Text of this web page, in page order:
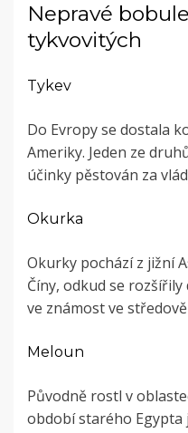
Nepravé
tykvovitých
Tykev
Do Evropy se dostala
Ameriky. Jeden ze
účinky pěstován za
Okurka
Okurky pochází z jižní
Číny, odkud se rozšířily
ve známost ve
Meloun
Původně rostl v
období starého Egypta